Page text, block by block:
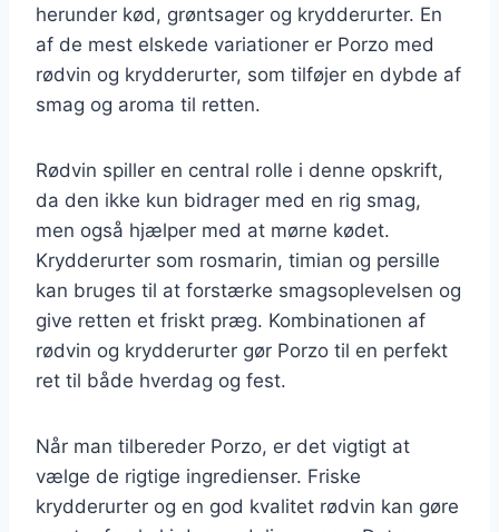
herunder kød, grøntsager og krydderurter. En
af de mest elskede variationer er Porzo med
rødvin og krydderurter, som tilføjer en dybde af
smag og aroma til retten.
Rødvin spiller en central rolle i denne opskrift,
da den ikke kun bidrager med en rig smag,
men også hjælper med at mørne kødet.
Krydderurter som rosmarin, timian og persille
kan bruges til at forstærke smagsoplevelsen og
give retten et friskt præg. Kombinationen af
rødvin og krydderurter gør Porzo til en perfekt
ret til både hverdag og fest.
Når man tilbereder Porzo, er det vigtigt at
vælge de rigtige ingredienser. Friske
krydderurter og en god kvalitet rødvin kan gøre